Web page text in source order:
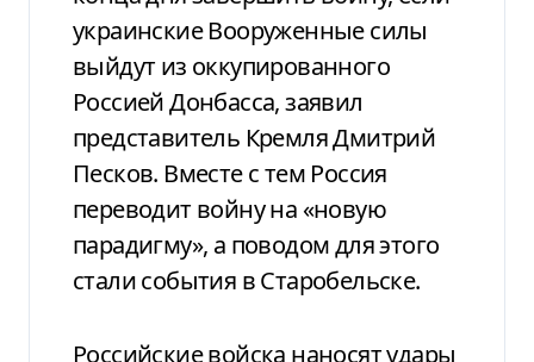
украинские Вооруженные силы
выйдут из оккупированного
Россией Донбасса, заявил
представитель Кремля Дмитрий
Песков. Вместе с тем Россия
переводит войну на «новую
парадигму», а поводом для этого
стали события в Старобельске.
Российские войска наносят удары